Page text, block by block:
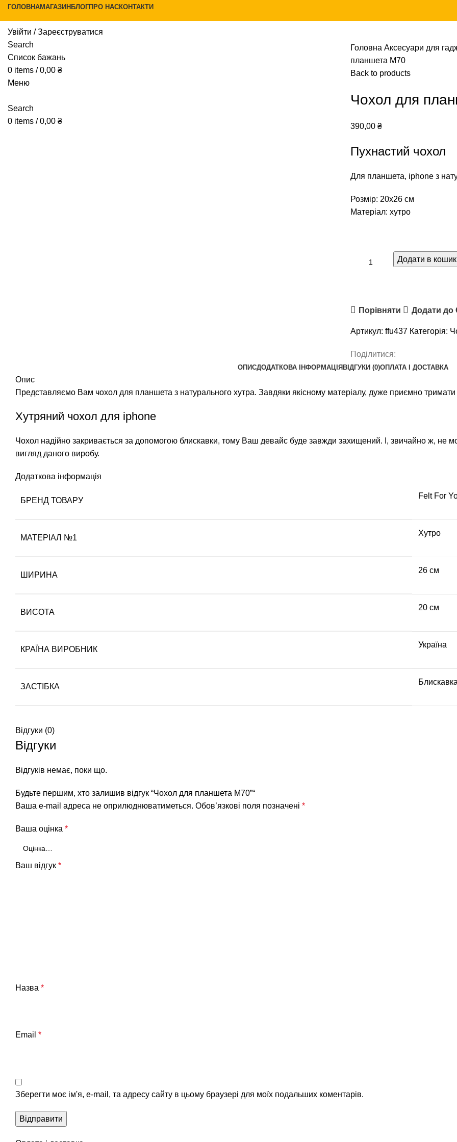
ГОЛОВНАМАГАЗИН БЛОГПРО НАСКОНТАКТИ
Увійти / Зареєструватися
Search
Список бажань
0 items / 0,00 ₴
Меню
Search
0 items / 0,00 ₴
Головна Аксесуари для
планшета М70
Back to products
Чохол для
390,00 ₴
Пухнастий чохол
Для планшета, iphone з
Розмір: 20х26 см
Матеріал: хутро
Додати в кошик
Порівняти Додати до
Артикул: ffu437 Категорія:
Поділитися:
ОПИСДОДАТКОВА ІНФОРМАЦІЯ ВІДГУКИ (0)ОПЛАТА І ДОСТАВКА
Опис
Представляємо Вам чохол для планшета з натурального хутра. Завдяки якісному матеріалу, дуже приємно тримати
Хутряний чохол для iphone
Чохол надійно закривається за допомогою блискавки, тому Ваш девайс буде завжди захищений. І, звичайно ж, не
вигляд даного виробу.
Додаткова інформація
БРЕНД ТОВАРУ
Felt For
МАТЕРІАЛ №1
Хутро
ШИРИНА
26 см
ВИСОТА
20 см
КРАЇНА ВИРОБНИК
Україна
ЗАСТІБКА
Відгуки (0)
Відгуки
Відгуків немає, поки що.
Будьте першим, хто залишив відгук “Чохол для планшета М70”“
Ваша e-mail адреса не оприлюднюватиметься. Обов’язкові поля позначені *
Ваша оцінка *
Ваш відгук *
Назва *
Email *
Зберегти моє ім'я, e-mail, та адресу сайту в цьому браузері для моїх подальших коментарів.